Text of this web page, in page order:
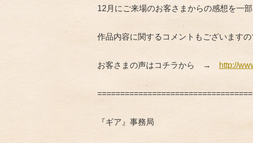
12月にご来場のお客さまからの感想を一部
作品内容に関するコメントもございます
お客さまの声はコチラから → http://
==================================
『ギア』事務局